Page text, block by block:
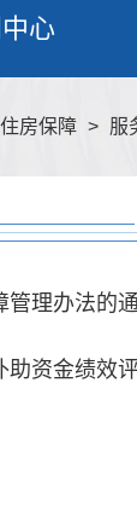
心
住房保障 > 服
理办法的
助资金绩效